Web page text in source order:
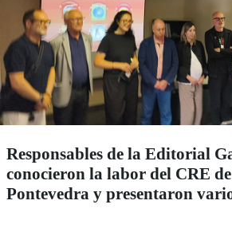
Responsables de la Editorial
conocieron la labor del CRE
Pontevedra y presentaron